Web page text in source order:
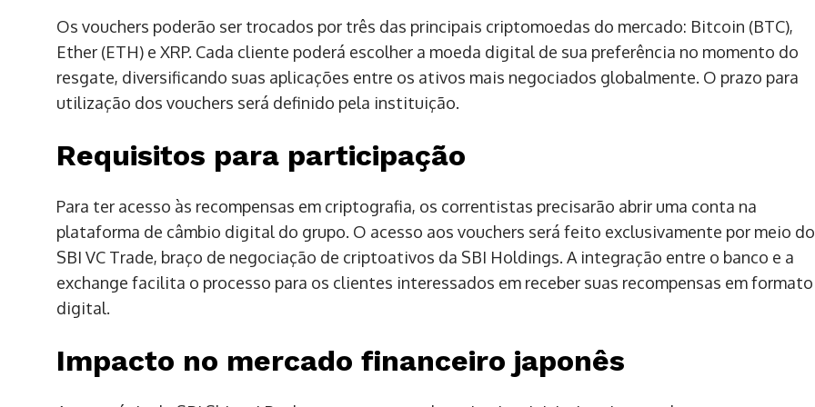
Os vouchers poderão ser trocados por três das principais criptomoedas do mercado: Bitcoin (BTC),
Ether (ETH) e XRP. Cada cliente poderá escolher a moeda digital de sua preferência no momento do
resgate, diversificando suas aplicações entre os ativos mais negociados globalmente. O prazo para
utilização dos vouchers será definido pela instituição.
Requisitos para participação
Para ter acesso às recompensas em criptografia, os correntistas precisarão abrir uma conta na
plataforma de câmbio digital do grupo. O acesso aos vouchers será feito exclusivamente por meio do
SBI VC Trade, braço de negociação de criptoativos da SBI Holdings. A integração entre o banco e a
exchange facilita o processo para os clientes interessados em receber suas recompensas em formato
digital.
Impacto no mercado financeiro japonês